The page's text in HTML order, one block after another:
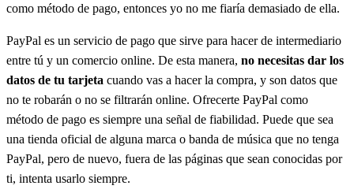
como método de pago, entonces yo no me fiaría demasiado de ella.
PayPal es un servicio de pago que sirve para hacer de intermediario
entre tú y un comercio online. De esta manera, no necesitas dar los
datos de tu tarjeta cuando vas a hacer la compra, y son datos que
no te robarán o no se filtrarán online. Ofrecerte PayPal como
método de pago es siempre una señal de fiabilidad. Puede que sea
una tienda oficial de alguna marca o banda de música que no tenga
PayPal, pero de nuevo, fuera de las páginas que sean conocidas por
ti, intenta usarlo siempre.